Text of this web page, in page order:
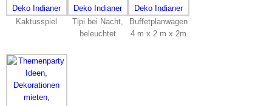
Kaktusspiel
Tipi bei Nacht,
beleuchtet
Buffetplanwagen
4 m x 2 m x 2m